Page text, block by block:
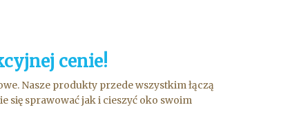
cenie!
Nasze produkty przede wszystkim łączą
sprawować jak i cieszyć oko swoim